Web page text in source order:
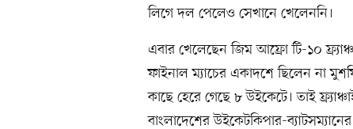
লিগে দল পেলেও সেখানে খেলেননি।
এবার খেলেছেন জিম আফ্রো টি-১০
ফাইনাল ম্যাচের একাদশে ছিলেন না
কাছে হেরে গেছে ৮ উইকেটে। তাই
বাংলাদেশের উইকেটকিপার-